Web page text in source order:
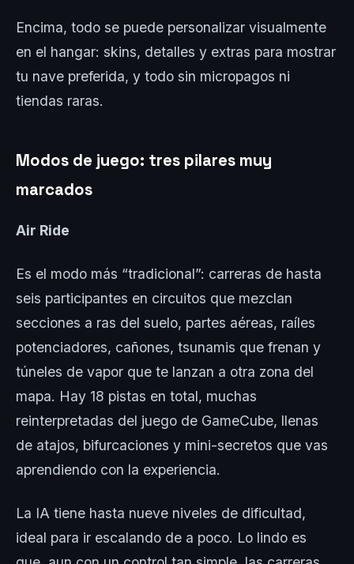
Encima, todo se puede personalizar visualmente
en el hangar: skins, detalles y extras para mostrar
tu nave preferida, y todo sin micropagos ni
tiendas raras.
Modos de juego: tres pilares muy
marcados
Air Ride
Es el modo más “tradicional”: carreras de hasta
seis participantes en circuitos que mezclan
secciones a ras del suelo, partes aéreas, raíles
potenciadores, cañones, tsunamis que frenan y
túneles de vapor que te lanzan a otra zona del
mapa. Hay 18 pistas en total, muchas
reinterpretadas del juego de GameCube, llenas
de atajos, bifurcaciones y mini-secretos que vas
aprendiendo con la experiencia.
La IA tiene hasta nueve niveles de dificultad,
ideal para ir escalando de a poco. Lo lindo es